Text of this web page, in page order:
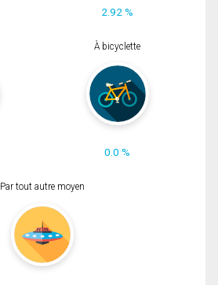
2.92 %
À bicyclette
0.0 %
Par tout autre moyen